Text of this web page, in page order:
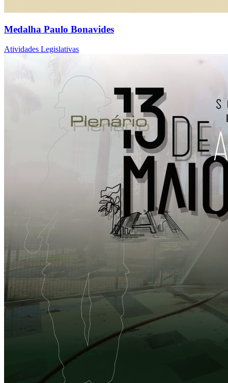
Medalha Paulo Bonavides
Atividades Legislativas